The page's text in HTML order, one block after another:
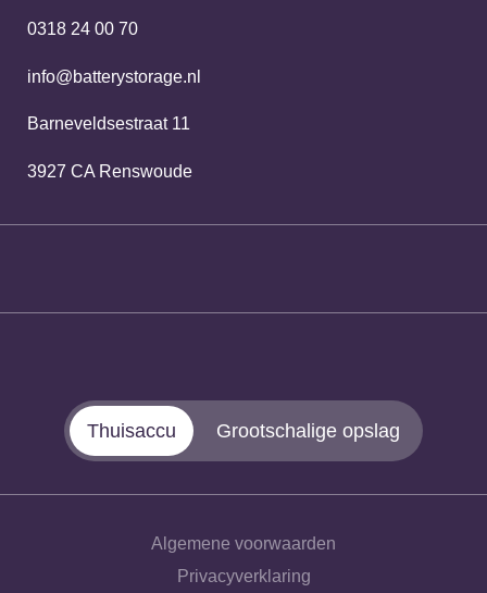
0318 24 00 70
info@batterystorage.nl
Barneveldsestraat 11
3927 CA Renswoude
Thuisaccu Grootschalige opslag
Algemene voorwaarden
Privacyverklaring